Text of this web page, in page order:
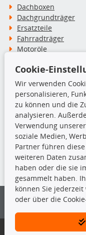
Dachboxen
Dachgrundträger
Ersatzteile
Fahrradträger
Motoröle
Schneeketten
TecDoc Inside
Die hier angezeigten Daten
nicht kopiert werden.
Es ist zu unterlassen, die
vorherige Zustimmung von
und/oder diese Handlungen
Bitte prüfen Sie, ob das
Cookie-
Wir verwenden
personalisieren,
zu können und die
analysieren.
Verwendung
soziale Medien,
Partner führen
weiteren Daten
haben oder die sie
gesammelt haben.
können Sie
oder über die